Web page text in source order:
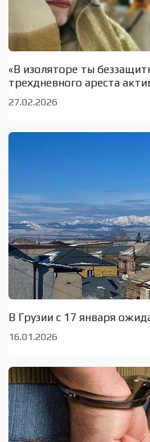
«В изоляторе ты
трехдневного ареста
27.02.2026
В Грузии с 17 января
16.01.2026